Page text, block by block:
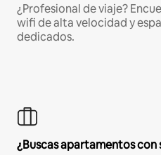
¿Profesional de viaje?
wifi de alta velocidad y
dedicados.
¿Buscas apartamentos con